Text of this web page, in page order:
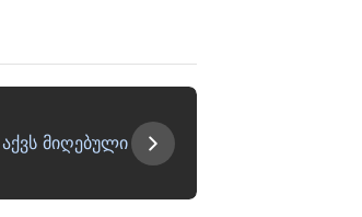
მიღებული